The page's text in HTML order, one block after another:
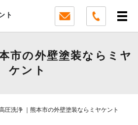
市の外壁塗装ならミヤ
ケント
圧洗浄 ｜熊本市の外壁塗装ならミヤケント